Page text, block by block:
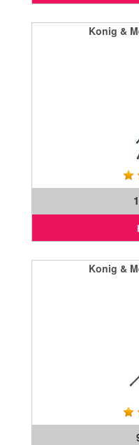
Konig &
Konig &